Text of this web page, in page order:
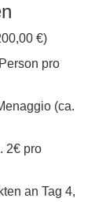
€)
pro
(ca.
2€ pro
an Tag 4,